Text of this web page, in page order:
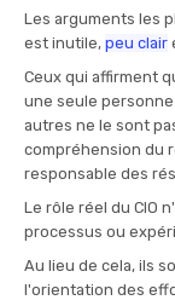
Les arguments les
est inutile, peu clair
Ceux qui affirment
une seule
autres ne le sont
compréhension du
responsable des
Le rôle réel du CIO
processus ou
Au lieu de cela, ils
l'orientation des